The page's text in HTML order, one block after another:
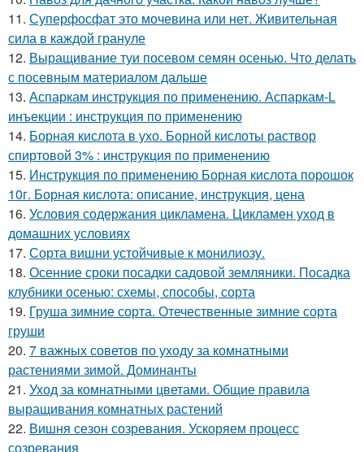
11. Суперфосфат это мочевина или нет. Живительная
сила в каждой грануле
12. Выращивание туи посевом семян осенью. Что делать
с посевным материалом дальше
13. Аспаркам инструкция по применению. Аспаркам-L
инъекции : инструкция по применению
14. Борная кислота в ухо. Борной кислоты раствор
спиртовой 3% : инструкция по применению
15. Инструкция по применению Борная кислота порошок
10г. Борная кислота: описание, инструкция, цена
16. Условия содержания цикламена. Цикламен уход в
домашних условиях
17. Сорта вишни устойчивые к монилиозу.
18. Осенние сроки посадки садовой земляники. Посадка
клубники осенью: схемы, способы, сорта
19. Груша зимние сорта. Отечественные зимние сорта
груши
20. 7 важных советов по уходу за комнатными
растениями зимой. Доминанты
21. Уход за комнатными цветами. Общие правила
выращивания комнатных растений
22. Вишня сезон созревания. Ускоряем процесс
созревания